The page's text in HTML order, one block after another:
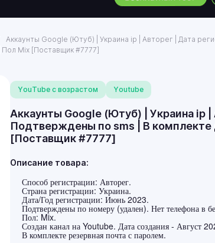
Аккаунты Google (Ютуб) | Украина ip | Авторег | Дата
Mix [Поставщик #7777]
YouTube с возрастом Youtube
Аккаунты Google (Ютуб) | Украина ip |
Подтверждены по sms | В комплекте
[Поставщик #7777]
Описание товара:
Способ регистрации: Авторег.
Страна регистрации: Украина.
Дата/Год регистрации: Июнь 2023.
Подтверждены по номеру (удален). Нет телефона в
Пол: Mix.
Создан канал на Youtube. Дата создания - Август
В комплекте резервная почта с паролем.